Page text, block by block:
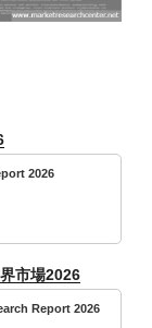
2026
市場2026
Report 2026